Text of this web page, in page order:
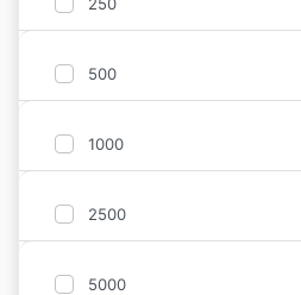
500
1000
2500
5000